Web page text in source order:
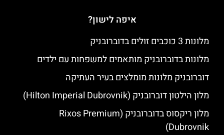
איפה לישון?
מלונות 3 כוכבים זולים בדוברובניק
מלונות בדוברובניק מותאמים למשפחות עם ילדים
דוברובניק מלונות מומלצים בעיר העתיקה
מלון הילטון דוברובניק (Hilton Imperial Dubrovnik)
מלון ריקסוס בדוברובניק (Rixos Premium
Dubrovnik)